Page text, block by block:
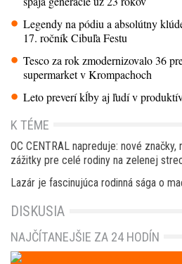
Legendy na pódiu a absolútny
17. ročník Cibuľa Festu
Tesco za rok zmodernizovalo 36
supermarket v Krompachoch
Leto preverí kĺby aj ľudí v
K TÉME
OC CENTRAL napreduje: nové
zážitky pre celé rodiny na zelenej
Lazár je fascinujúca rodinná sága o
DISKUSIA
NAJČÍTANEJŠIE ZA 24 HODÍN